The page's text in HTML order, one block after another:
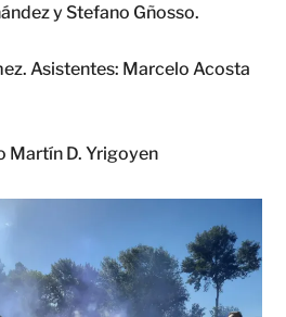
y Stefano Gñosso.
Asistentes: Marcelo Acosta
Martín D. Yrigoyen